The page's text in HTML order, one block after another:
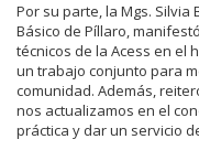
Por su parte, la Mgs.
Básico de Píllaro,
técnicos de la Acess en el
un trabajo conjunto para
comunidad. Además,
nos actualizamos en el
práctica y dar un servicio